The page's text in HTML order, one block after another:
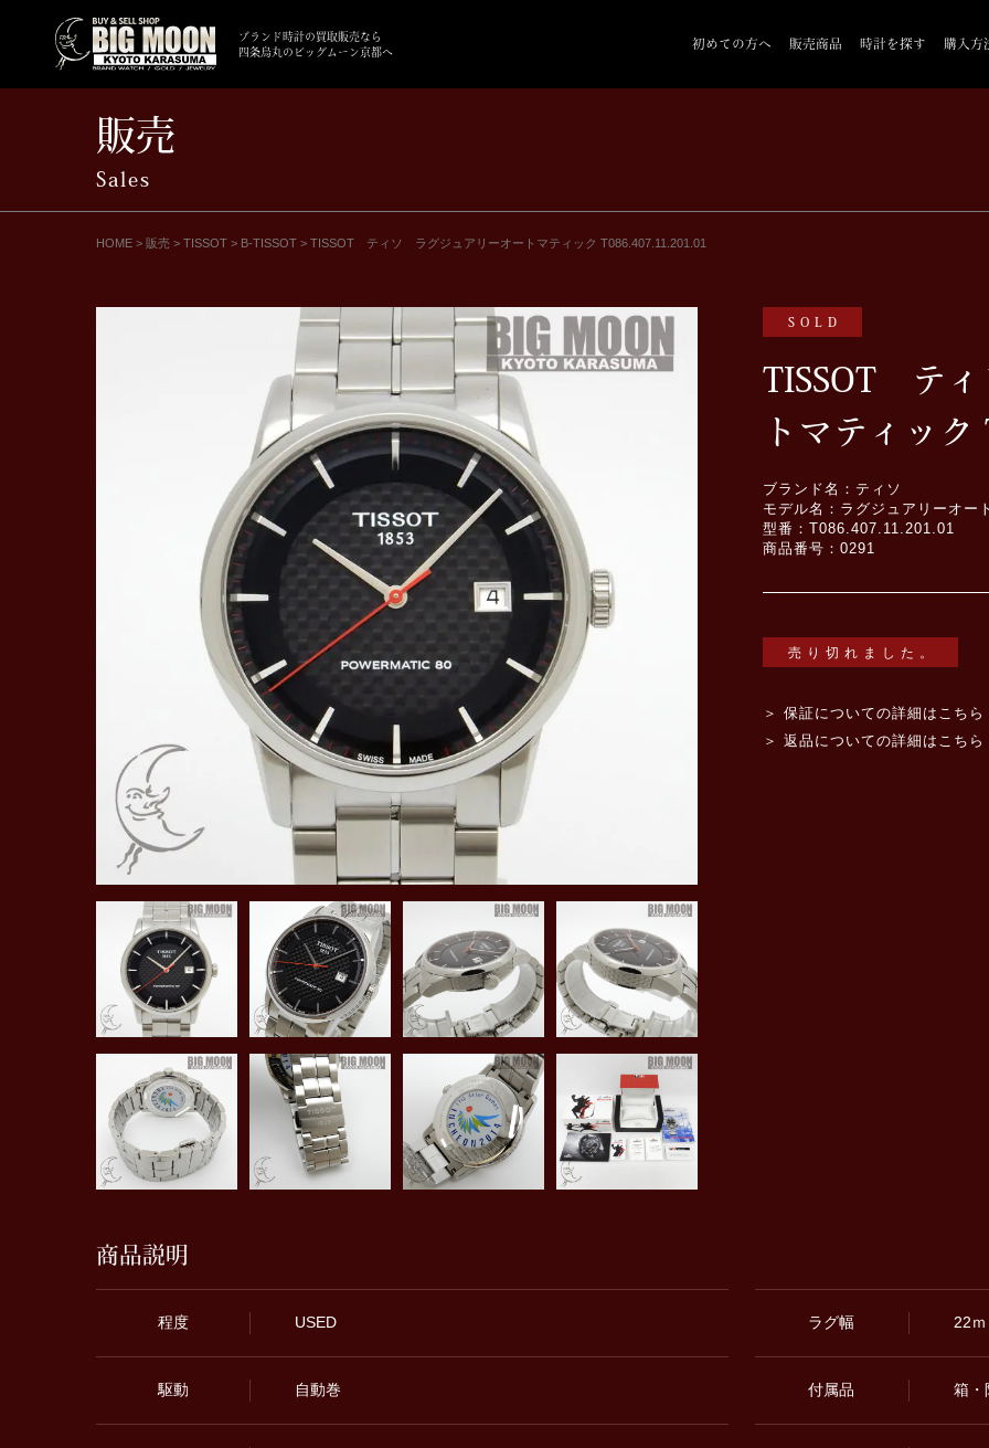
ブランド時計の買取販売なら
四条烏丸のビッグムーン京都へ
初めての方へ 販売商品 時計を探す 購入方
販売
Sales
HOME > 販売 >TISSOT > B-TISSOT >TISSOT ティソ ラグジュアリーオートマティック T086.407.11.201.01
SOLD
TISSOT テ
トマティッ
ブランド名：ティソ
モデル名：ラグジュアリーオ
型番：T086.407.11.201.01
商品番号：0291
売り切れました。
＞ 保証についての詳細はこちら
＞ 返品についての詳細はこちら
商品説明
程度 USED
駆動 自動巻
ラグ幅 22
付属品 箱・